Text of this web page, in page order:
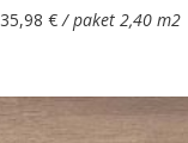
35,98 €/ paket 2,40 m2